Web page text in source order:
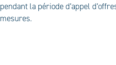
pendant la période d’appel
mesures.